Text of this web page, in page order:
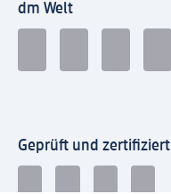
dm Welt
Geprüft und zertifiziert